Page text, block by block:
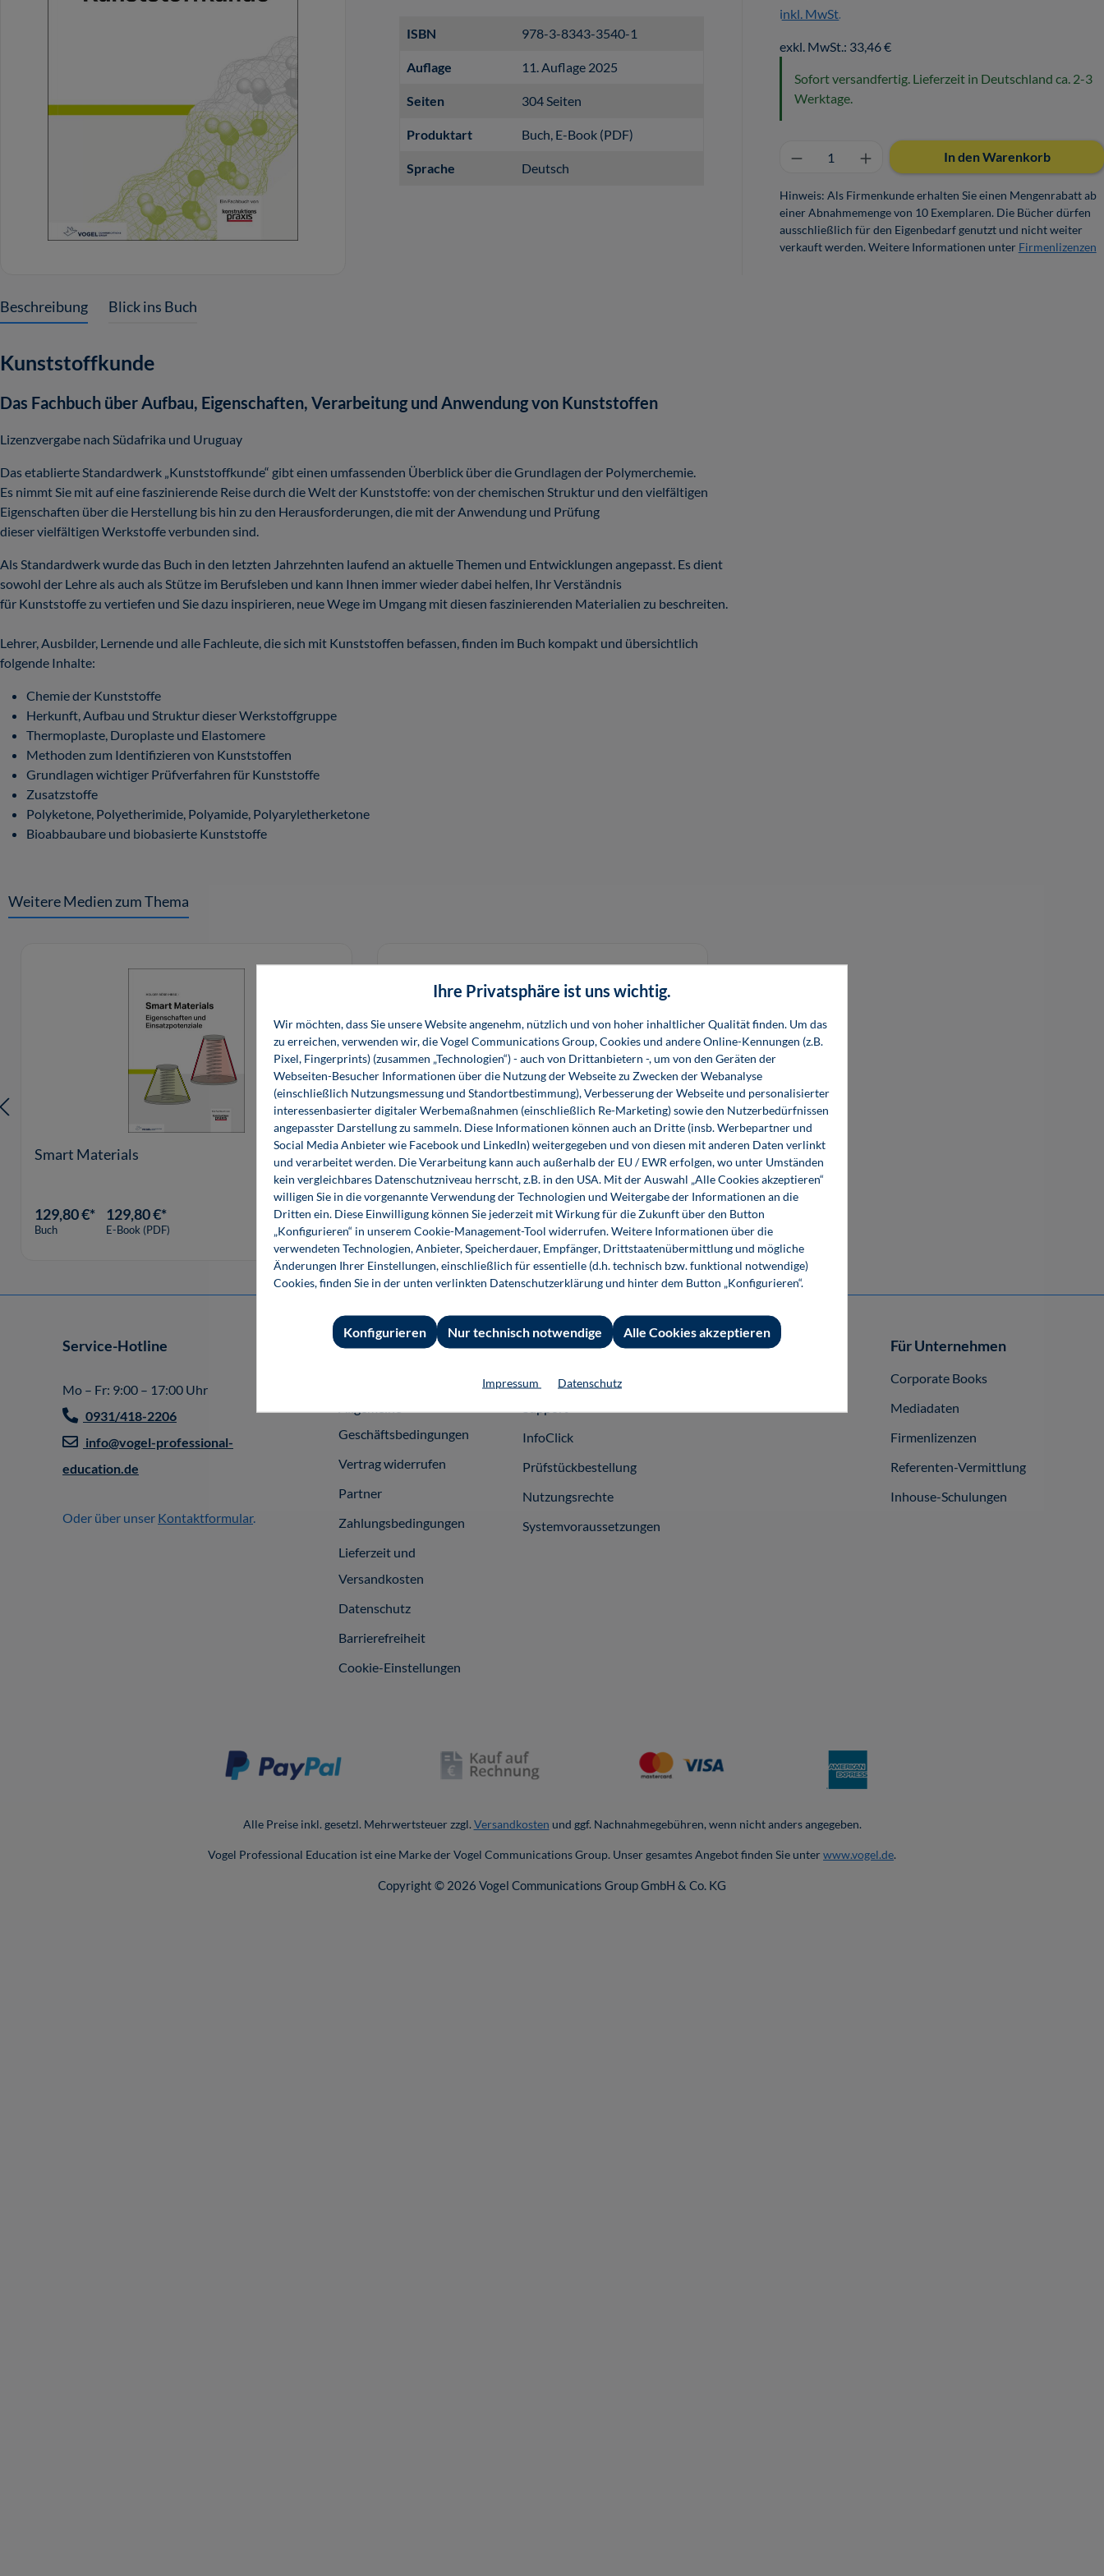
ISBN 978-3-8343-3540-1
Auflage 11. Auflage 2025
Seiten 304 Seiten
Produktart Buch, E-Book (PDF)
Sprache Deutsch
inkl. MwSt.
exkl. MwSt.: 33,46 €
Sofort versandfertig. Lieferzeit in Deutschland ca. 2-3
Werktage.
Produkt Anzahl: Gib denIn den Warenkorb
Hinweis: Als Firmenkunde erhalten Sie einen Mengenrabatt ab
einer Abnahmemenge von 10 Exemplaren. Die Bücher dürfen
ausschließlich für den Eigenbedarf genutzt und nicht weiter
verkauft werden. Weitere Informationen unter Firmenlizenzen
Beschreibung Blick ins Buch
Kunststoffkunde
Das Fachbuch über Aufbau, Eigenschaften, Verarbeitung und Anwendung von Kunststoffen
Lizenzvergabe nach Südafrika und Uruguay
Das etablierte Standardwerk „Kunststoffkunde“ gibt einen umfassenden Überblick über die Grundlagen der Polymerchemie.
Es nimmt Sie mit auf eine faszinierende Reise durch die Welt der Kunststoffe: von der chemischen Struktur und den vielfältigen
Eigenschaften über die Herstellung bis hin zu den Herausforderungen, die mit der Anwendung und Prüfung
dieser vielfältigen Werkstoffe verbunden sind.
Als Standardwerk wurde das Buch in den letzten Jahrzehnten laufend an aktuelle Themen und Entwicklungen angepasst. Es dient
sowohl der Lehre als auch als Stütze im Berufsleben und kann Ihnen immer wieder dabei helfen, Ihr Verständnis
für Kunststoffe zu vertiefen und Sie dazu inspirieren, neue Wege im Umgang mit diesen faszinierenden Materialien zu beschreiten.
Lehrer, Ausbilder, Lernende und alle Fachleute, die sich mit Kunststoffen befassen, finden im Buch kompakt und übersichtlich
folgende Inhalte:
Chemie der Kunststoffe
Herkunft, Aufbau und Struktur dieser Werkstoffgruppe
Thermoplaste, Duroplaste und Elastomere
Methoden zum Identifizieren von Kunststoffen
Grundlagen wichtiger Prüfverfahren für Kunststoffe
Zusatzstoffe
Polyketone, Polyetherimide, Polyamide, Polyaryletherketone
Bioabbaubare und biobasierte Kunststoffe
Weitere Medien zum Thema
Smart Materials
129,80 €*
Buch
129,80 €*
E-Book (PDF)
Nachhaltig erfolgreich
34,80 €*
Buch
34,80 €*
E-Book (PDF)
Precious Materials Handbook
29,80 €*
89,00 €*
Buch
Service-Hotline
Mo – Fr: 9:00 – 17:00 Uhr
0931/418-2206
info@vogel-professional-
education.de
Oder über unser Kontaktformular.
Shop Informationen
Geschäftsbedingungen
Vertrag widerrufen
Partner
Zahlungsbedingungen
Lieferzeit und
Versandkosten
Datenschutz
Barrierefreiheit
Cookie-Einstellungen
Shop-Service
Ansprechpartner
InfoClick
Prüfstückbestellung
Nutzungsrechte
Systemvoraussetzungen
Für Autor-/innen Für Unternehmen
Corporate Books
Mediadaten
Firmenlizenzen
Referenten-Vermittlung
Inhouse-Schulungen
Alle Preise inkl. gesetzl. Mehrwertsteuer zzgl. Versandkosten und ggf. Nachnahmegebühren, wenn nicht anders angegeben.
Vogel Professional Education ist eine Marke der Vogel Communications Group. Unser gesamtes Angebot finden Sie unterwww.vogel.de.
Copyright © 2026 Vogel Communications Group GmbH & Co. KG
Ihre Privatsphäre ist uns wichtig.
Wir möchten, dass Sie unsere Website angenehm, nützlich und von hoher inhaltlicher Qualität finden. Um das
zu erreichen, verwenden wir, die Vogel Communications Group, Cookies und andere Online-Kennungen (z.B.
Pixel, Fingerprints) (zusammen „Technologien“) - auch von Drittanbietern -, um von den Geräten der
Webseiten-Besucher Informationen über die Nutzung der Webseite zu Zwecken der Webanalyse
(einschließlich Nutzungsmessung und Standortbestimmung), Verbesserung der Webseite und personalisierter
interessenbasierter digitaler Werbemaßnahmen (einschließlich Re-Marketing) sowie den Nutzerbedürfnissen
angepasster Darstellung zu sammeln. Diese Informationen können auch an Dritte (insb. Werbepartner und
Social Media Anbieter wie Facebook und LinkedIn) weitergegeben und von diesen mit anderen Daten verlinkt
und verarbeitet werden. Die Verarbeitung kann auch außerhalb der EU / EWR erfolgen, wo unter Umständen
kein vergleichbares Datenschutzniveau herrscht, z.B. in den USA. Mit der Auswahl „Alle Cookies akzeptieren“
willigen Sie in die vorgenannte Verwendung der Technologien und Weitergabe der Informationen an die
Dritten ein. Diese Einwilligung können Sie jederzeit mit Wirkung für die Zukunft über den Button
„Konfigurieren“ in unserem Cookie-Management-Tool widerrufen. Weitere Informationen über die
verwendeten Technologien, Anbieter, Speicherdauer, Empfänger, Drittstaatenübermittlung und mögliche
Änderungen Ihrer Einstellungen, einschließlich für essentielle (d.h. technisch bzw. funktional notwendige)
Cookies, finden Sie in der unten verlinkten Datenschutzerklärung und hinter dem Button „Konfigurieren“.
Nur technisch notwendige
Konfigurieren Alle Cookies akzeptieren
Impressum Datenschutz